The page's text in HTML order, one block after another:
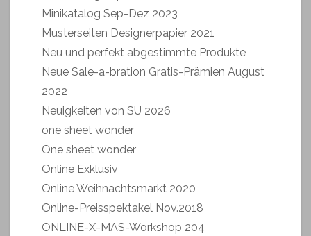
Minikatalog Sep-Dez 2023
Musterseiten Designerpapier 2021
Neu und perfekt abgestimmte Produkte
Neue Sale-a-bration Gratis-Prämien August
2022
Neuigkeiten von SU 2026
one sheet wonder
One sheet wonder
Online Exklusiv
Online Weihnachtsmarkt 2020
Online-Preisspektakel Nov.2018
ONLINE-X-MAS-Workshop 204